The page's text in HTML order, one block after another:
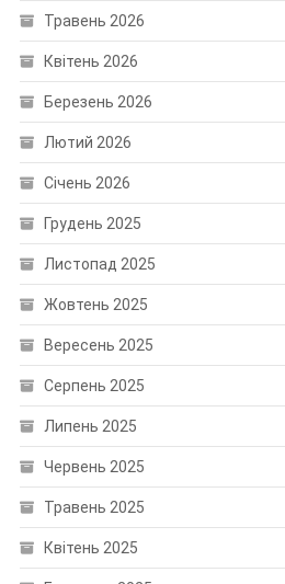
Травень 2026
Квітень 2026
Березень 2026
Лютий 2026
Січень 2026
Грудень 2025
Листопад 2025
Жовтень 2025
Вересень 2025
Серпень 2025
Липень 2025
Червень 2025
Травень 2025
Квітень 2025